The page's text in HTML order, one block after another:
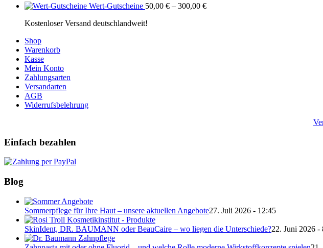
Wert-Gutscheine 50,00 € – 300,00 €
Kostenloser Versand deutschlandweit!
Shop
Warenkorb
Kasse
Mein Konto
Zahlungsarten
Versandarten
AGB
Widerrufsbelehrung
Einfach bezahlen
Blog
Sommerpflege für Ihre Haut – unsere aktuellen Angebote27. Juli 2026 - 12:45
SkinIdent, DR. BAUMANN oder BeauCaire – wo liegen die Unterschiede?22. Juni 2026 -